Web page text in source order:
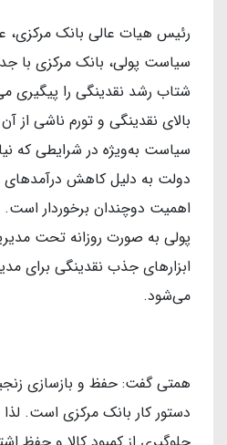
رئیس هیات عالی بانک مرکزی،
سیاست پولی، بانک مرکزی با
شتاب رشد نقدینگی را پیگیری
بالای نقدینگی و تورم ناشی از
سیاست به‌ویژه در شرایطی که
دولت به دلیل کاهش درآمدهای
اهمیت دوچندان برخوردار است.
پولی به صورت روزانه تحت
ابزارهای جذب نقدینگی برای
می‌شود.
همتی گفت: حفظ و بازسازی
دستور کار بانک مرکزی است. لذا